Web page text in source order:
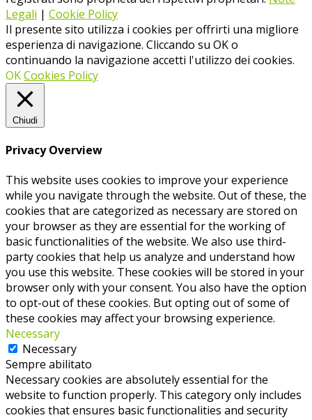
Legali | Cookie Policy
Il presente sito utilizza i cookies per offrirti una migliore
esperienza di navigazione. Cliccando su OK o
continuando la navigazione accetti l'utilizzo dei cookies.
OKCookies Policy
Chiudi
Privacy Overview
This website uses cookies to improve your experience
while you navigate through the website. Out of these, the
cookies that are categorized as necessary are stored on
your browser as they are essential for the working of
basic functionalities of the website. We also use third-
party cookies that help us analyze and understand how
you use this website. These cookies will be stored in your
browser only with your consent. You also have the option
to opt-out of these cookies. But opting out of some of
these cookies may affect your browsing experience.
Necessary
Necessary
Sempre abilitato
Necessary cookies are absolutely essential for the
website to function properly. This category only includes
cookies that ensures basic functionalities and security